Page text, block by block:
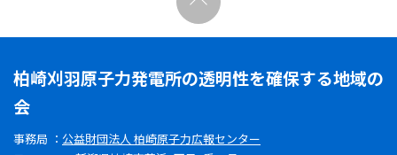
柏崎刈羽原子力発電所の透明性を確保する地域の
会
事務局 ： 公益財団法人 柏崎原子力広報センター